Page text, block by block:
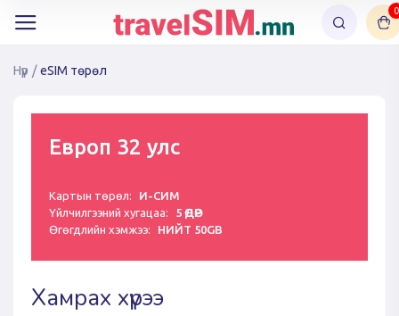
0
Нүүр / eSIM төрөл
Европ 32 улс
Картын төрөл:
И-СИМ
Үйлчилгээний хугацаа:
5 ӨДӨР
Өгөгдлийн хэмжээ:
НИЙТ 50GB
Хамрах хүрээ